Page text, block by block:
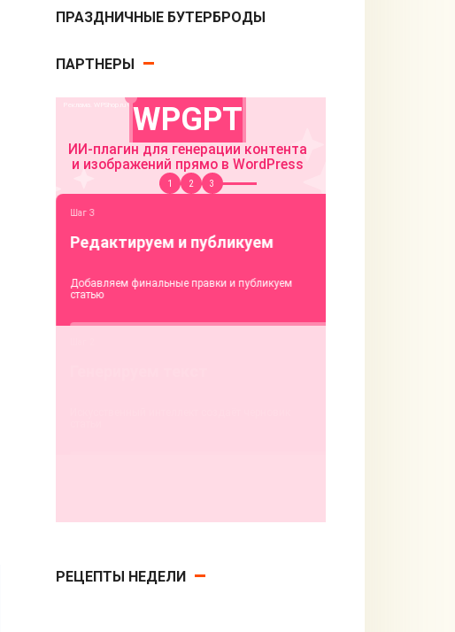
ПРАЗДНИЧНЫЕ БУТЕРБРОДЫ
ПАРТНЕРЫ
РЕЦЕПТЫ НЕДЕЛИ